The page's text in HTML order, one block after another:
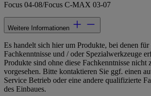
Focus 04-08/Focus C-MAX 03-07
Weitere Informationen
Es handelt sich hier um Produkte, bei denen
Fachkenntnisse und / oder Spezialwerkzeuge
Produkte sind ohne diese Fachkenntnisse nicht
vorgesehen. Bitte kontaktieren Sie ggf. einen
Service Betrieb oder eine andere qualifizierte
des Einbaues.